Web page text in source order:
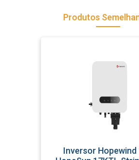
Produtos
Inversor Hopewind